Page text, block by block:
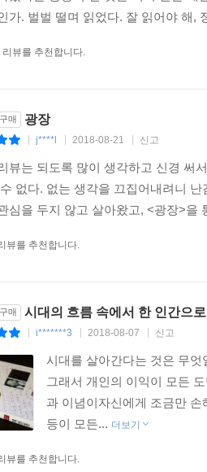
가. 벌벌 떨며 읽었다. 잘 읽어야 해,
리뷰를 추천합니다.
구매 광장
j****l 2018-08-21 신고
뷰는 되도록 많이 생각하고 신경 써
없다. 없는 생각을 끄집어내려니
심을 두지 않고 살아왔고, <광장>을
뷰를 추천합니다.
구매 시대의 흐름 속에서 한 인간으
i*******3 2018-08-07 신고
시대를 살아간다는 것은 무
그래서 개인의 이익이 모든
과 이념이자신에게 조금만
등이 모든... 더보기
뷰를 추천합니다.